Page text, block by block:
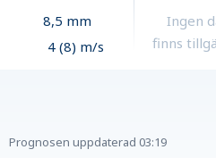
8,5 mm
4 (8) m/s
Ingen
finns
Prognosen uppdaterad 03:19